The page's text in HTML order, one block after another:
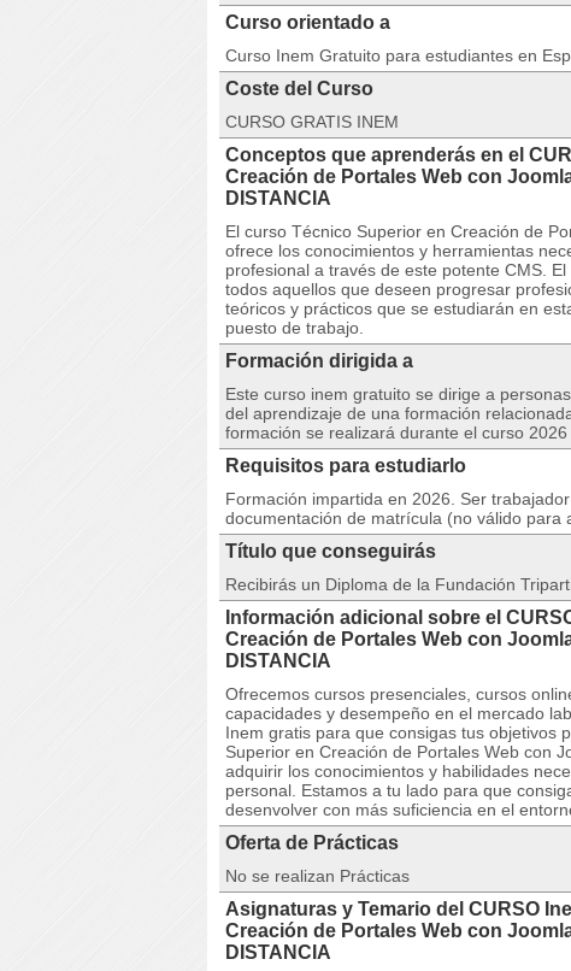
Curso orientado a
Curso Inem Gratuito para estudiantes en
Coste del Curso
CURSO GRATIS INEM
Conceptos que aprenderás en el
Creación de Portales Web con
DISTANCIA
El curso Técnico Superior en Creación de
ofrece los conocimientos y herramientas
profesional a través de este potente CMS.
todos aquellos que deseen progresar
teóricos y prácticos que se estudiarán en
puesto de trabajo.
Formación dirigida a
Este curso inem gratuito se dirige a
del aprendizaje de una formación
formación se realizará durante el curso 2026
Requisitos para estudiarlo
Formación impartida en 2026. Ser
documentación de matrícula (no válido para
Título que conseguirás
Recibirás un Diploma de la Fundación
Información adicional sobre el
Creación de Portales Web con
DISTANCIA
Ofrecemos cursos presenciales, cursos
capacidades y desempeño en el mercado
Inem gratis para que consigas tus objetivos
Superior en Creación de Portales Web con
adquirir los conocimientos y habilidades
personal. Estamos a tu lado para que
desenvolver con más suficiencia en el
Oferta de Prácticas
No se realizan Prácticas
Asignaturas y Temario del CURSO
Creación de Portales Web con
DISTANCIA